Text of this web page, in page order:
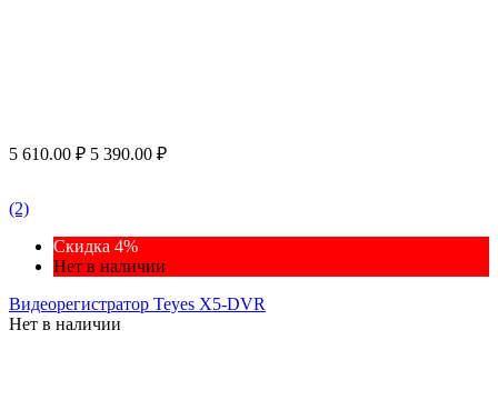
5 610.00 ₽ 5 390.00 ₽
(2)
Скидка 4%
Нет в наличии
Видеорегистратор Teyes X5-DVR
Нет в наличии